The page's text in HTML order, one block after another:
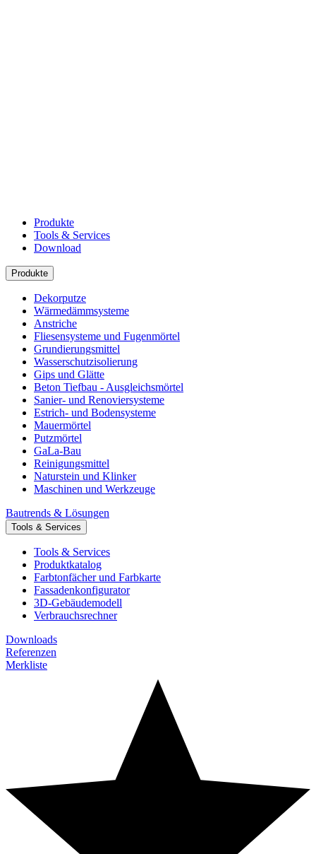
Produkte
Tools & Services
Download
Produkte
Dekorputze
Wärmedämmsysteme
Anstriche
Fliesensysteme und Fugenmörtel
Grundierungsmittel
Wasserschutzisolierung
Gips und Glätte
Beton Tiefbau - Ausgleichsmörtel
Sanier- und Renoviersysteme
Estrich- und Bodensysteme
Mauermörtel
Putzmörtel
GaLa-Bau
Reinigungsmittel
Naturstein und Klinker
Maschinen und Werkzeuge
Bautrends & Lösungen
Tools & Services
Tools & Services
Produktkatalog
Farbtonfächer und Farbkarte
Fassadenkonfigurator
3D-Gebäudemodell
Verbrauchsrechner
Downloads
Referenzen
Merkliste